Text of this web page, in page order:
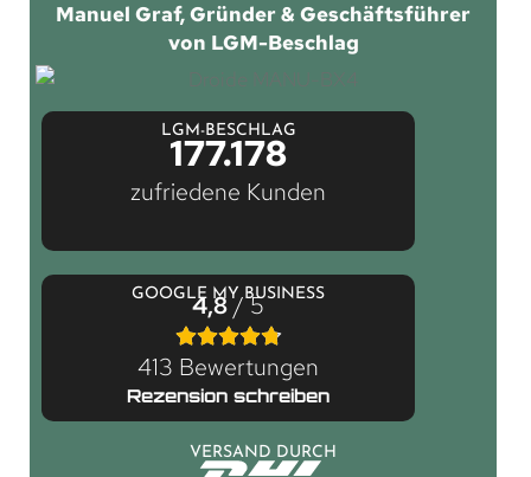
Manuel Graf, Gründer & Geschäftsführer
von LGM-Beschlag
LGM-BESCHLAG
177.178
zufriedene Kunden
GOOGLE MY BUSINESS
4,8/ 5
413 Bewertungen
Rezension schreiben
VERSAND DURCH